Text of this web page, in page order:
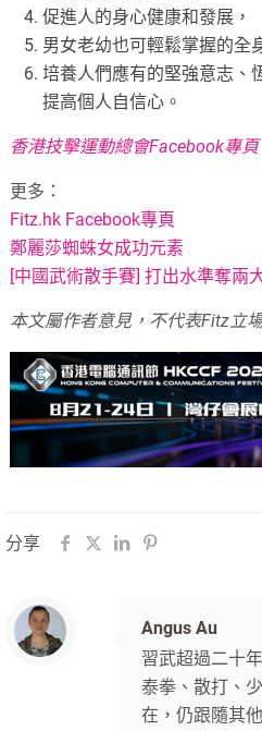
促進人的身心健康和發展，
男女老幼也可輕鬆掌握的全
培養人們應有的堅強意志、
提高個人自信心。
香港技擊運動總會Facebook專頁
更多：
Fitz.hk Facebook專頁
鄭麗莎蜘蛛女成功元素
[中國武術散手賽] 打出水準奪兩
本文屬作者意見，不代表Fitz立
分享
Angus Au
習武超過二十
泰拳、散打、
在，仍跟隨其